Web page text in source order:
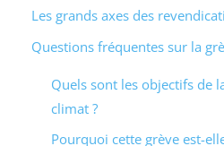
Les grands axes des
Questions fréquentes sur la
Quels sont les objectifs de
climat ?
Pourquoi cette grève est-